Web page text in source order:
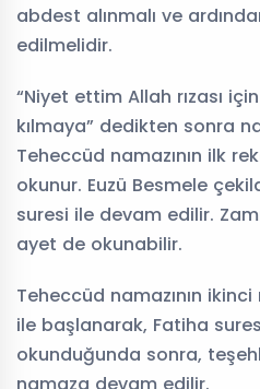
abdest alınmalı ve
edilmelidir.
“Niyet ettim Allah rızası
kılmaya” dedikten sonra
Teheccüd namazının ilk
okunur. Euzü Besmele
suresi ile devam edilir.
ayet de okunabilir.
Teheccüd namazının
ile başlanarak, Fatiha
okunduğunda sonra,
namaza devam edilir.